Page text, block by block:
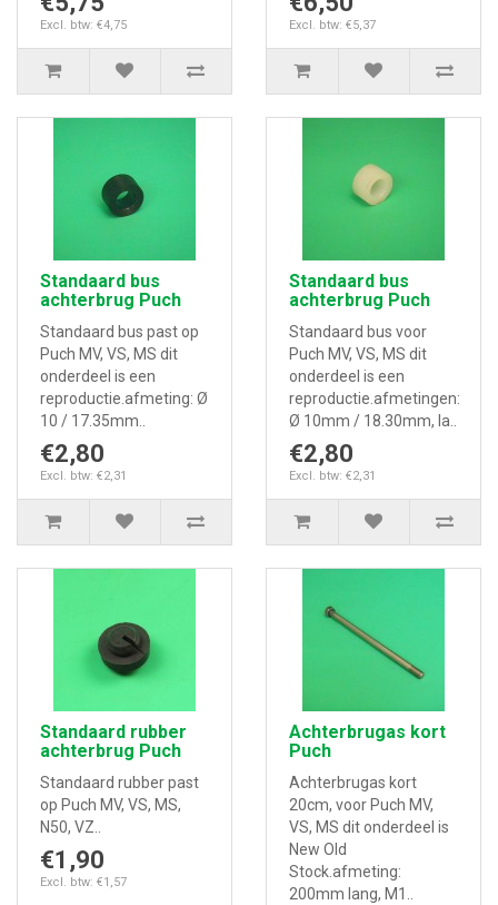
Excl. btw: €4,75 Excl. btw: €5,37
Standaard bus
achterbrug Puch
Standaard bus past op
Puch MV, VS, MS dit
onderdeel is een
reproductie.afmeting: Ø
10 / 17.35mm..
€2,80
Excl. btw: €2,31
Standaard bus
achterbrug Puch
Standaard bus voor
Puch MV, VS, MS dit
onderdeel is een
reproductie.afmetingen:
Ø 10mm / 18.30mm, la..
€2,80
Excl. btw: €2,31
Standaard rubber
achterbrug Puch
Standaard rubber past
op Puch MV, VS, MS,
N50, VZ..
€1,90
Excl. btw: €1,57
Achterbrugas kort
Puch
Achterbrugas kort
20cm, voor Puch MV,
VS, MS dit onderdeel is
New Old
Stock.afmeting:
200mm lang, M1..